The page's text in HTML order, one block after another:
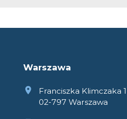
Warszawa
Franciszka Klimczaka 1
02-797 Warszawa